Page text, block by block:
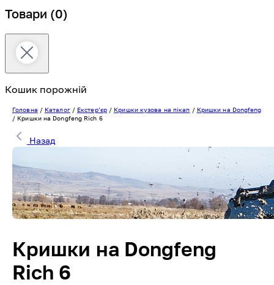
Товари (0)
Кошик порожній
Головна / Каталог/ Екстерʼєр/ Кришки кузова на пікап / Кришки на Dongfeng
/ Кришки на Dongfeng Rich 6
Назад
Кришки на Dongfeng
Rich 6